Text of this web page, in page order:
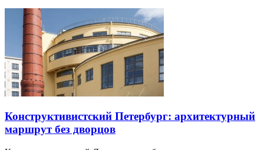
Конструктивистский Петербург: архитектурный
маршрут без дворцов